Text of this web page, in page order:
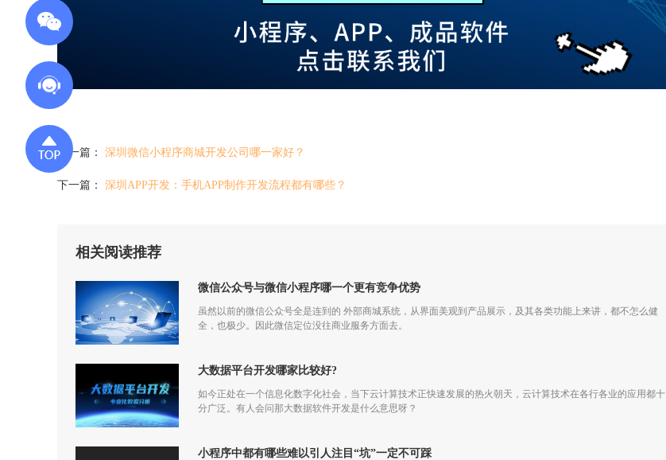
上一篇： 深圳微信小程序商城开发公司哪一家好？
下一篇： 深圳APP开发：手机APP制作开发流程都有哪些？
相关阅读推荐
微信公众号与微信小程序哪一个更有竞争优势
虽然以前的微信公众号全是连到的 外部商城系统，从界面美观到产品展示，及其各类功能上来讲，都不怎么健
全，也极少。因此微信定位没往商业服务方面去。
大数据平台开发哪家比较好?
如今正处在一个信息化数字化社会，当下云计算技术正快速发展的热火朝天，云计算技术在各行各业的应用都十
分广泛。有人会问那大数据软件开发是什么意思呀？
小程序中都有哪些难以引人注目“坑”一定不可踩